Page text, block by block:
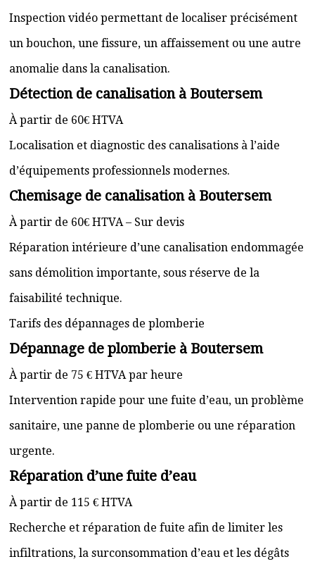
Inspection vidéo permettant de localiser précisément
un bouchon, une fissure, un affaissement ou une autre
anomalie dans la canalisation.
Détection de canalisation à Boutersem
À partir de 60€ HTVA
Localisation et diagnostic des canalisations à l’aide
d’équipements professionnels modernes.
Chemisage de canalisation à Boutersem
À partir de 60€ HTVA – Sur devis
Réparation intérieure d’une canalisation endommagée
sans démolition importante, sous réserve de la
faisabilité technique.
Tarifs des dépannages de plomberie
Dépannage de plomberie à Boutersem
À partir de 75 € HTVA par heure
Intervention rapide pour une fuite d’eau, un problème
sanitaire, une panne de plomberie ou une réparation
urgente.
Réparation d’une fuite d’eau
À partir de 115 € HTVA
Recherche et réparation de fuite afin de limiter les
infiltrations, la surconsommation d’eau et les dégâts